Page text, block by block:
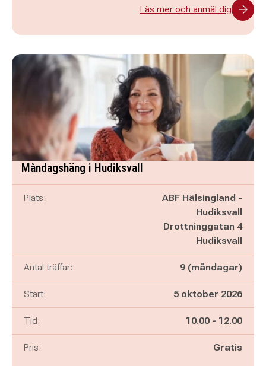
Läs mer och anmäl dig
Måndagshäng i Hudiksvall
Plats:
ABF Hälsingland -
Hudiksvall
Drottninggatan 4
Hudiksvall
Antal träffar: 9 (måndagar)
Start: 5 oktober 2026
Tid: Pågår mellan
10.00 - och
12.00
Pris: Gratis